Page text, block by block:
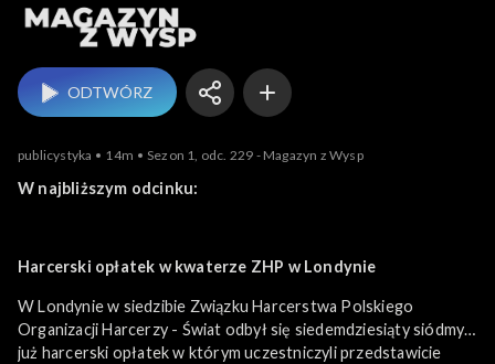
ODTWÓRZ
publicystyka 14m Sezon 1, odc. 229 - Magazyn z Wysp
W najbliższym odcinku:
Harcerski opłatek w kwaterze ZHP w Londynie
W Londynie w siedzibie Związku Harcerstwa Polskiego
Organizacji Harcerzy - Świat odbył się siedemdziesiąty siódmy
już harcerski opłatek w którym uczestniczyli przedstawicie